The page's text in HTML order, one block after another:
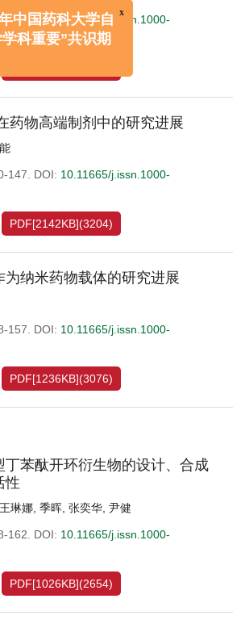
139. DOI:10.11665/j.issn.1000-
药物高端制剂中的研究进展
147. DOI: 10.11665/j.issn.1000-
PDF[2142KB](3204)
为纳米药物载体的研究进展
157. DOI: 10.11665/j.issn.1000-
PDF[1236KB](3076)
丁苯酞开环衍生物的设计、合成
性
王琳娜 季晖 张奕华 尹健
162. DOI: 10.11665/j.issn.1000-
PDF[1026KB](2654)
年中国药科大学自
学科重要”共识期